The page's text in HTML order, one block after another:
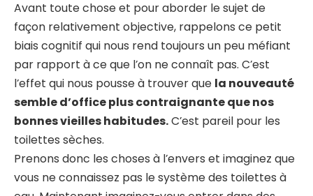
Avant toute chose et pour aborder le sujet de
façon relativement objective, rappelons ce petit
biais cognitif qui nous rend toujours un peu méfiant
par rapport à ce que l’on ne connaît pas. C’est
l’effet qui nous pousse à trouver que la nouveauté
semble d’office plus contraignante que nos
bonnes vieilles habitudes.C’est pareil pour les
toilettes sèches.
Prenons donc les choses à l’envers et imaginez que
vous ne connaissez pas le système des toilettes à